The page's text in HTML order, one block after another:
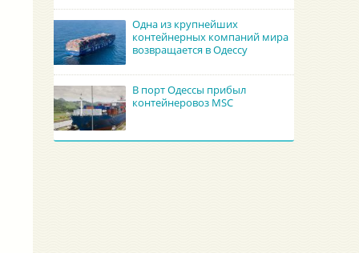
Одна из крупнейших
контейнерных компаний мира
возвращается в Одессу
В порт Одессы прибыл
контейнеровоз MSC